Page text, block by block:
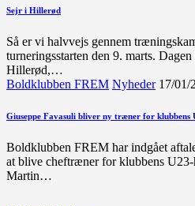
Sejr i Hillerød
Så er vi halvvejs gennem
turneringsstarten den 9. marts.
Hillerød,…
Boldklubben FREM Nyheder 17/01/
Giuseppe Favasuli bliver ny træner for klubbens
Boldklubben FREM har indgået
at blive cheftræner for klubbens U23-
Martin…